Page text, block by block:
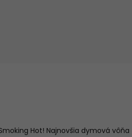
Hot! Najnovšia dymová vôňa